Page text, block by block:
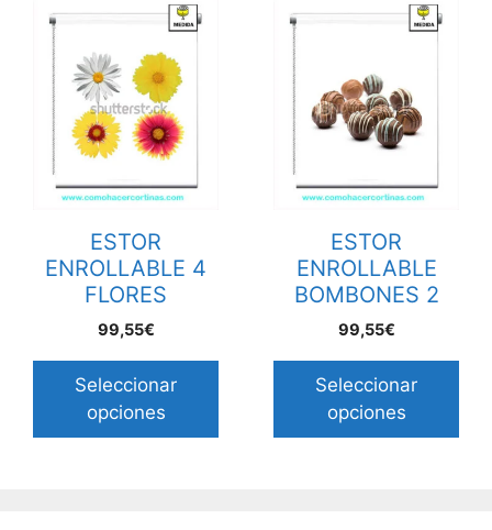
ESTOR
ENROLLABLE 4
FLORES
99,55€
Seleccionar
opciones
ESTOR
ENROLLABLE
BOMBONES 2
99,55€
Seleccionar
opciones